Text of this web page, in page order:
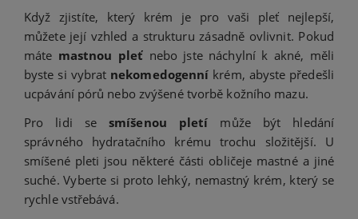
Když zjistíte, který krém je pro vaši pleť nejlepší,
můžete její vzhled a strukturu zásadně ovlivnit. Pokud
máte mastnou pleť nebo jste náchylní k akné, měli
byste si vybrat nekomedogenní krém, abyste předešli
ucpávání pórů nebo zvýšené tvorbě kožního mazu.
Pro lidi sesmíšenou pletí může být hledání
správného hydratačního krému trochu složitější. U
smíšené pleti jsou některé části obličeje mastné a jiné
suché. Vyberte si proto lehký, nemastný krém, který se
rychle vstřebává.